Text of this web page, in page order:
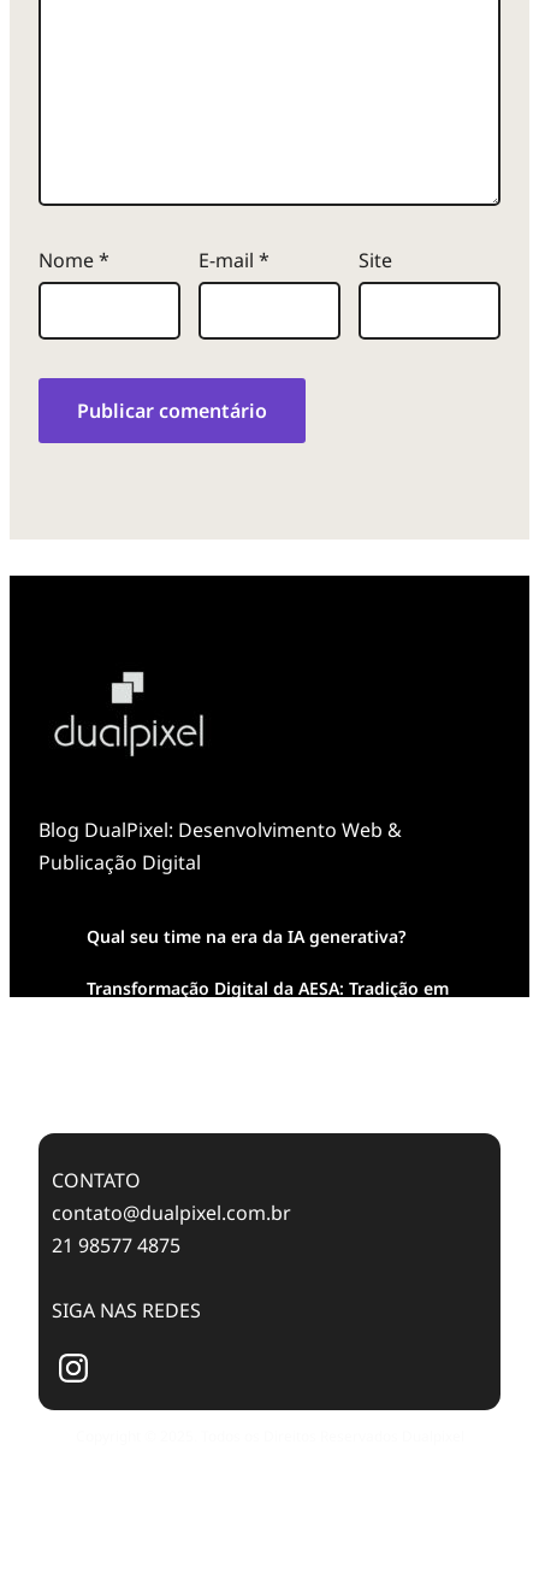
Nome* E-mail * Site
Blog DualPixel: Desenvolvimento Web &
Publicação Digital
Qual seu time na era da IA generativa?
Transformação Digital da AESA: Tradição em
CONTATO
contato@dualpixel.com.br
21 98577 4875
SIGA NAS REDES